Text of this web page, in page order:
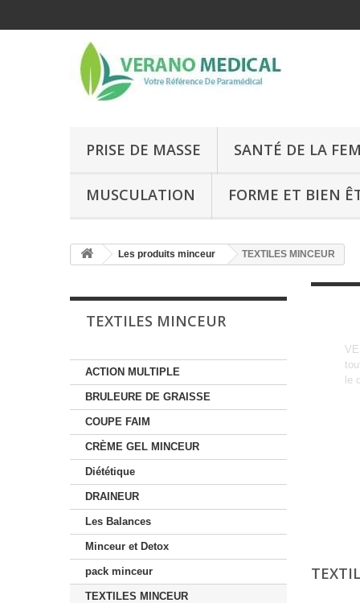
PRISE DE MASSE SANTÉ DE LA
MUSCULATION FORME ET BIEN
Les produits minceur TEXTILES MINCEUR
TEXTILES MINCEUR
ACTION MULTIPLE
BRULEURE DE GRAISSE
COUPE FAIM
CRÈME GEL MINCEUR
Diététique
DRAINEUR
Les Balances
Minceur et Detox
pack minceur
TEXTILES MINCEUR
le